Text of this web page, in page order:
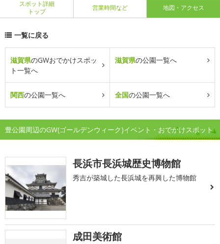
スポット詳細
トップ
営業時間など 地図・アクセス
一覧に戻る
滋賀県のGWおでかけスポッ
ト一覧へ
滋賀県の公園一覧へ
関西の公園一覧へ 全国の公園一覧へ
豊公園周辺のGW(ゴールデンウィーク)イベント・おでかけスポット
長浜市長浜城歴史博物館
秀吉が築城した長浜城を再興した博物館
成田美術館